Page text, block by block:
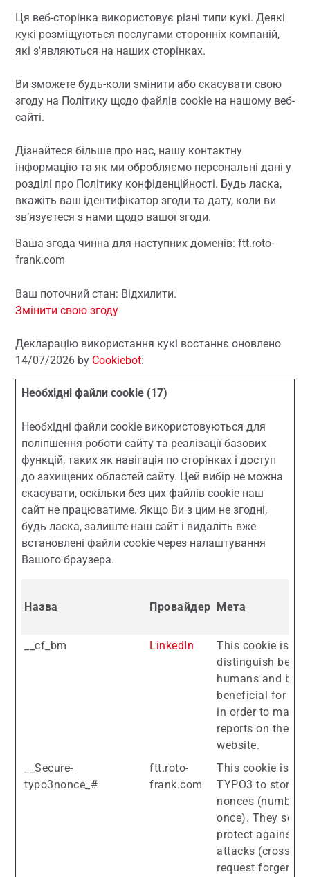
Ця веб-сторінка використовує різні типи кукі. Деякі
кукі розміщуються послугами сторонніх компаній,
які з'являються на наших сторінках.
Ви зможете будь-коли змінити або скасувати свою
згоду на Політику щодо файлів cookie на нашому веб-
сайті.
Дізнайтеся більше про нас, нашу контактну
інформацію та як ми обробляємо персональні дані у
розділі про Політику конфіденційності. Будь ласка,
вкажіть ваш ідентифікатор згоди та дату, коли ви
зв’язуєтеся з нами щодо вашої згоди.
Ваша згода чинна для наступних доменів: ftt.roto-
frank.com
Ваш поточний стан: Відхилити.
Змінити свою згоду
Декларацію використання кукі востаннє оновлено
14/07/2026 by Cookiebot:
Необхідні файли cookie (17)
Необхідні файли cookie використовуються для
поліпшення роботи сайту та реалізації базових
функцій, таких як навігація по сторінках і доступ
до захищених областей сайту. Цей вибір не можна
скасувати, оскільки без цих файлів cookie наш
сайт не працюватиме. Якщо Ви з цим не згодні,
будь ласка, залиште наш сайт і видаліть вже
встановлені файли cookie через налаштування
Вашого браузера.
Назва Провайдер Мета
__cf_bm LinkedIn
This cookie is
distinguish
humans and
beneficial for the
in order to make
reports on the
website.
__Secure-
typo3nonce_#
ftt.roto-
frank.com
This cookie is
TYPO3 to store
nonces (number
once). They
protect against
attacks (cross-
request forgery)